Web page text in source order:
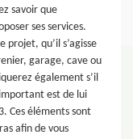
savoir que
ses services.
qu’il s’agisse
garage, cave ou
également s’il
est de lui
Ces éléments sont
afin de vous